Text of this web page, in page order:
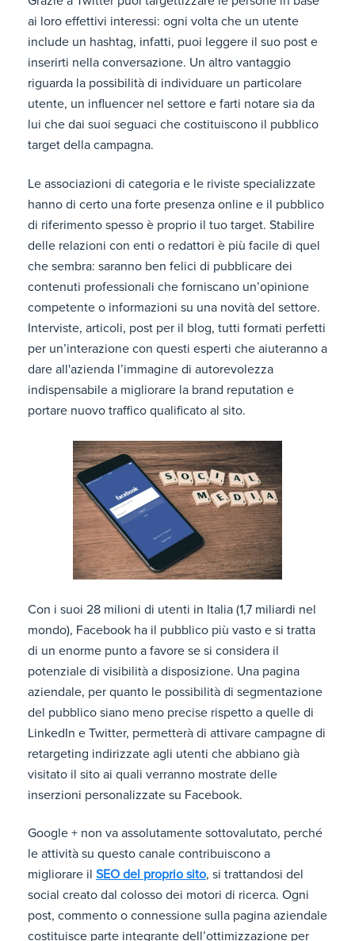
ai loro effettivi interessi: ogni volta che un utente
include un hashtag, infatti, puoi leggere il suo post e
inserirti nella conversazione. Un altro vantaggio
riguarda la possibilità di individuare un particolare
utente, un influencer nel settore e farti notare sia da
lui che dai suoi seguaci che costituiscono il pubblico
target della campagna.
Le associazioni di categoria e le riviste specializzate
hanno di certo una forte presenza online e il pubblico
di riferimento spesso è proprio il tuo target. Stabilire
delle relazioni con enti o redattori è più facile di quel
che sembra: saranno ben felici di pubblicare dei
contenuti professionali che forniscano un’opinione
competente o informazioni su una novità del settore.
Interviste, articoli, post per il blog, tutti formati perfetti
per un’interazione con questi esperti che aiuteranno a
dare all'azienda l’immagine di autorevolezza
indispensabile a migliorare la brand reputation e
portare nuovo traffico qualificato al sito.
Con i suoi 28 milioni di utenti in Italia (1,7 miliardi nel
mondo), Facebook ha il pubblico più vasto e si tratta
di un enorme punto a favore se si considera il
potenziale di visibilità a disposizione. Una pagina
aziendale, per quanto le possibilità di segmentazione
del pubblico siano meno precise rispetto a quelle di
LinkedIn e Twitter, permetterà di attivare campagne di
retargeting indirizzate agli utenti che abbiano già
visitato il sito ai quali verranno mostrate delle
inserzioni personalizzate su Facebook.
Google + non va assolutamente sottovalutato, perché
le attività su questo canale contribuiscono a
migliorare il SEO del proprio sito, si trattandosi del
social creato dal colosso dei motori di ricerca. Ogni
post, commento o connessione sulla pagina aziendale
costituisce parte integrante dell’ottimizzazione per